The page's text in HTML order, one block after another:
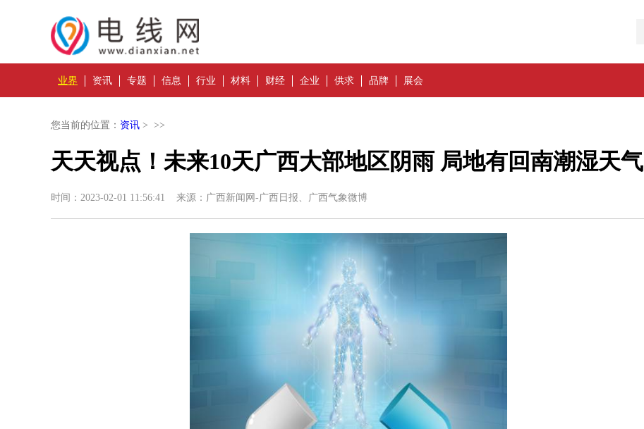
业界 资讯 专题 信息 行业 材料 财经 企业 供求 品牌 展会
您当前的位置： 资讯 > >>
天天视点！未来10天广西大部地区阴雨 局地有回南潮湿天气
时间：2023-02-01 11:56:41 来源：广西新闻网-广西日报、广西气象微博